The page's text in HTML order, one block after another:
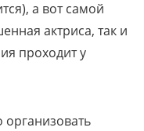
а вот самой
актриса, так и
проходит у